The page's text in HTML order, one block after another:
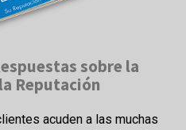
sobre la
Reputación
acuden a las muchas